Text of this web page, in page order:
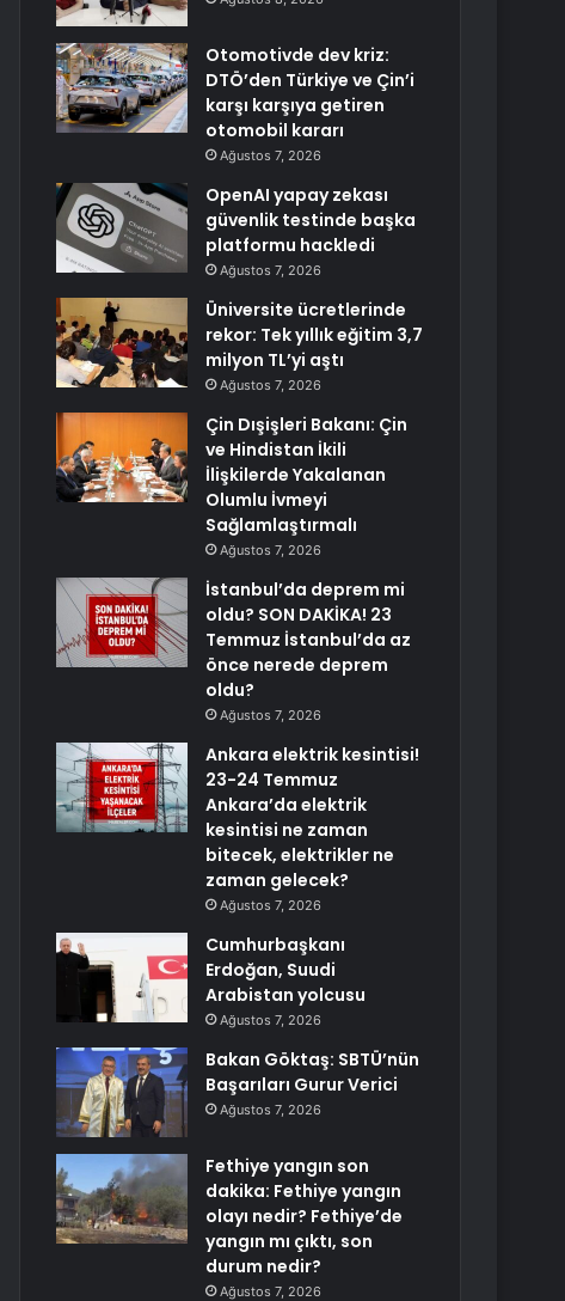
Otomotivde dev kriz:
DTÖ’den Türkiye ve Çin’i
karşı karşıya getiren
otomobil kararı
Ağustos 7, 2026
OpenAI yapay zekası
güvenlik testinde başka
platformu hackledi
Ağustos 7, 2026
Üniversite ücretlerinde
rekor: Tek yıllık eğitim 3,7
milyon TL’yi aştı
Ağustos 7, 2026
Çin Dışişleri Bakanı: Çin
ve Hindistan İkili
İlişkilerde Yakalanan
Olumlu İvmeyi
Sağlamlaştırmalı
Ağustos 7, 2026
İstanbul’da deprem mi
oldu? SON DAKİKA! 23
Temmuz İstanbul’da az
önce nerede deprem
oldu?
Ağustos 7, 2026
Ankara elektrik kesintisi!
23-24 Temmuz
Ankara’da elektrik
kesintisi ne zaman
bitecek, elektrikler ne
zaman gelecek?
Ağustos 7, 2026
Cumhurbaşkanı
Erdoğan, Suudi
Arabistan yolcusu
Ağustos 7, 2026
Bakan Göktaş: SBTÜ’nün
Başarıları Gurur Verici
Ağustos 7, 2026
Fethiye yangın son
dakika: Fethiye yangın
olayı nedir? Fethiye’de
yangın mı çıktı, son
durum nedir?
Ağustos 7, 2026